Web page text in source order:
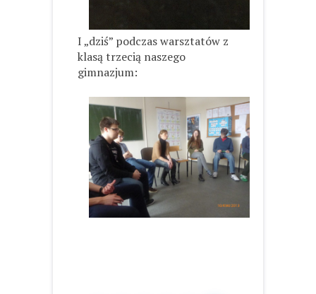
I „dziś” podczas warsztatów z
klasą trzecią naszego
gimnazjum: